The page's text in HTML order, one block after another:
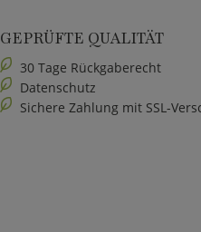
GEPRÜFTE QUALITÄT
30 Tage Rückgaberecht
Datenschutz
Sichere Zahlung mit SSL-